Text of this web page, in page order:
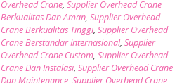
Overhead Crane, Supplier Overhead Crane
Berkualitas Dan Aman, Supplier Overhead
Crane Berkualitas Tinggi, Supplier Overhead
Crane Berstandar Internasional, Supplier
Overhead Crane Custom, Supplier Overhead
Crane Dan Instalasi, Supplier Overhead Crane
Dan Maintenance, Supplier Overhead Crane